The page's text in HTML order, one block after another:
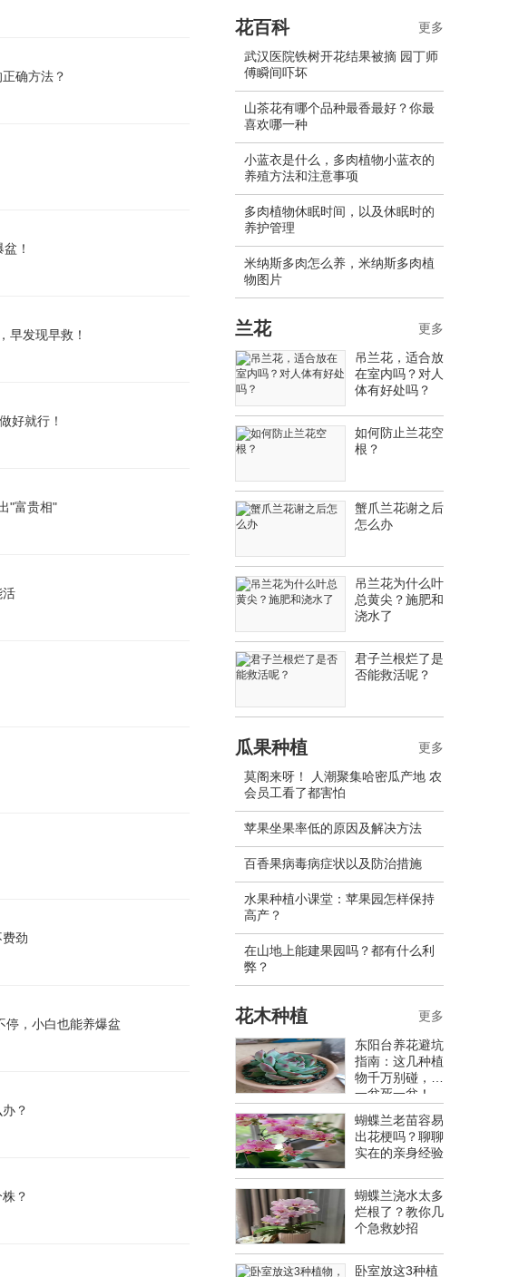
确方法？
！
早发现早救！
好就行！
"富贵相"
活
劲
停，小白也能养爆盆
？
？
花百科
武汉医院铁树开花结果被摘 园丁师
傅瞬间吓坏
山茶花有哪个品种最香最好？你最
喜欢哪一种
小蓝衣是什么，多肉植物小蓝衣的
养殖方法和注意事项
多肉植物休眠时间，以及休眠时的
养护管理
米纳斯多肉怎么养，米纳斯多肉植
物图片
更多
兰花
吊兰花，适合放
在室内吗？对人
体有好处吗？
如何防止兰花空
根？
蟹爪兰花谢之后
怎么办
吊兰花为什么叶
总黄尖？施肥和
浇水了
君子兰根烂了是
否能救活呢？
更多
瓜果种植
莫阁来呀！ 人潮聚集哈密瓜产地 农
会员工看了都害怕
苹果坐果率低的原因及解决方法
百香果病毒病症状以及防治措施
水果种植小课堂：苹果园怎样保持
高产？
在山地上能建果园吗？都有什么利
弊？
更多
花木种植
东阳台养花避坑
指南：这几种植
物千万别碰，养
一盆死一盆！
蝴蝶兰老苗容易
出花梗吗？聊聊
实在的亲身经验
蝴蝶兰浇水太多
烂根了？教你几
个急救妙招
卧室放这3种植
更多